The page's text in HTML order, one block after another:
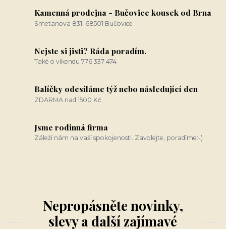
Kamenná prodejna - Bučovice kousek od Brna
Smetanova 831, 68501 Bučovice
Nejste si jisti? Ráda poradím.
Také o víkendu 776 337 474
Balíčky odesíláme týž nebo následující den
ZDARMA nad 1500 Kč
Jsme rodinná firma
Záleží nám na vaší spokojenosti. Zavolejte, poradíme:-)
Nepropásněte novinky,
slevy a další zajímavé